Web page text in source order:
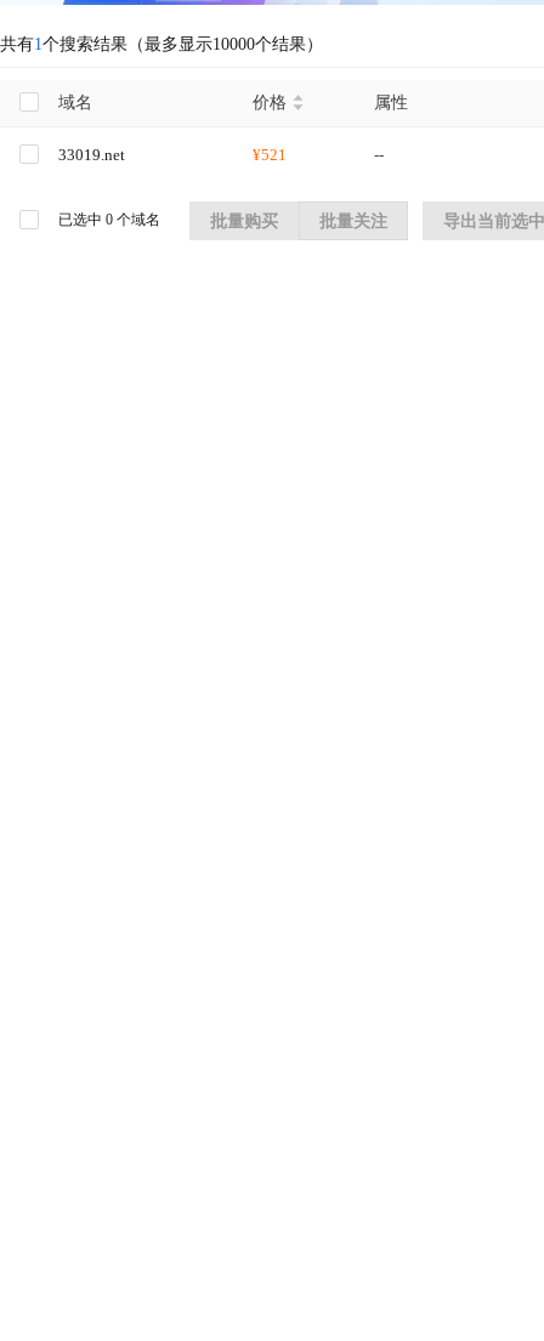
共有1个搜索结果（最多显示10000个结果）
域名 价格 属性
33019.net ¥521 --
已选中 0 个域名 批量购买 批量关注 导出当前选中